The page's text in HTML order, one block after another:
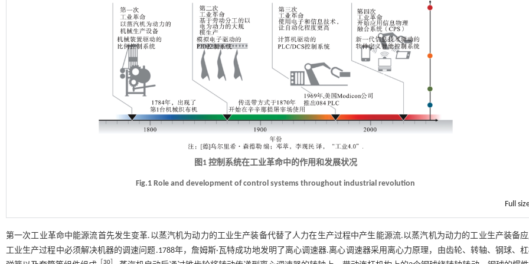
图1 控制系统在工业革命中的作用和发展状况
Fig.1 Role and development of control systems throughout industrial revolution
Full
第一次工业革命中能源流首先发生变革.以蒸汽机为动力的工业生产装备代替了人力在生产过程中产生能源流.以蒸汽机为动力的工业生产装备
工业生产过程中必须解决机器的调速问题.1788年，詹姆斯·瓦特成功地发明了离心调速器.离心调速器采用离心力原理，由齿轮、转轴、钢球、杠
［30